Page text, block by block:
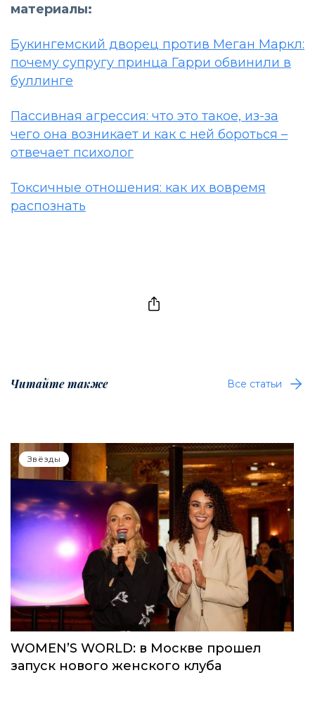
материалы:
Букингемский дворец против Меган Маркл:
почему супругу принца Гарри обвинили в
буллинге
Пассивная агрессия: что это такое, из-за
чего она возникает и как с ней бороться –
отвечает психолог
Токсичные отношения: как их вовремя
распознать
Читайте также Все статьи
Звёзды